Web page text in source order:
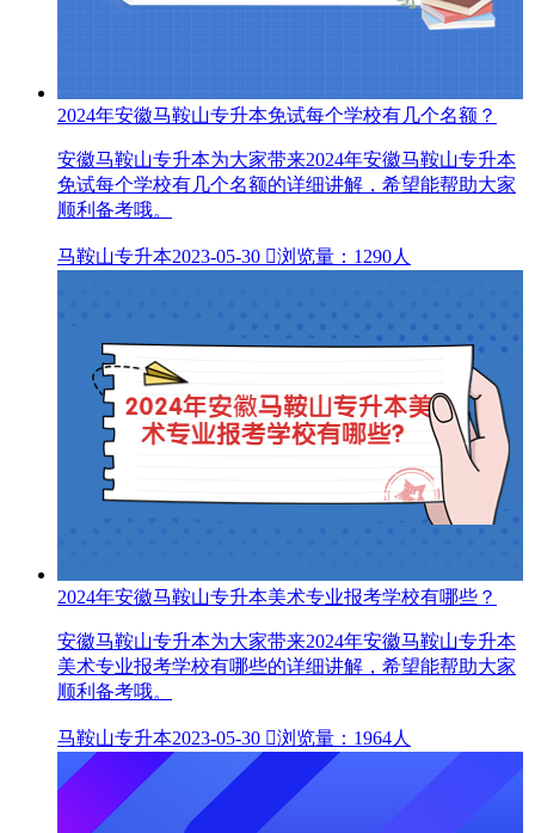
2024年安徽马鞍山专升本免试每个学校有几个名额？
安徽马鞍山专升本为大家带来2024年安徽马鞍山专升本
免试每个学校有几个名额的详细讲解，希望能帮助大家
顺利备考哦。
马鞍山专升本2023-05-30 浏览量：1290人
2024年安徽马鞍山专升本美术专业报考学校有哪些？
安徽马鞍山专升本为大家带来2024年安徽马鞍山专升本
美术专业报考学校有哪些的详细讲解，希望能帮助大家
顺利备考哦。
马鞍山专升本2023-05-30 浏览量：1964人